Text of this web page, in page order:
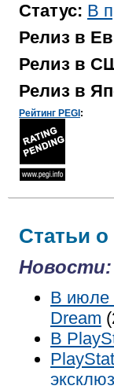
Статус: В
Релиз в
Релиз в
Релиз в
Рейтинг PEGI :
Статьи
Новости:
В июле
Dream
В